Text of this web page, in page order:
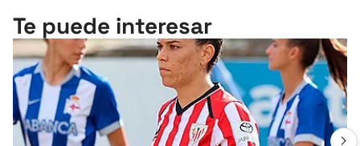
Te puede interesar